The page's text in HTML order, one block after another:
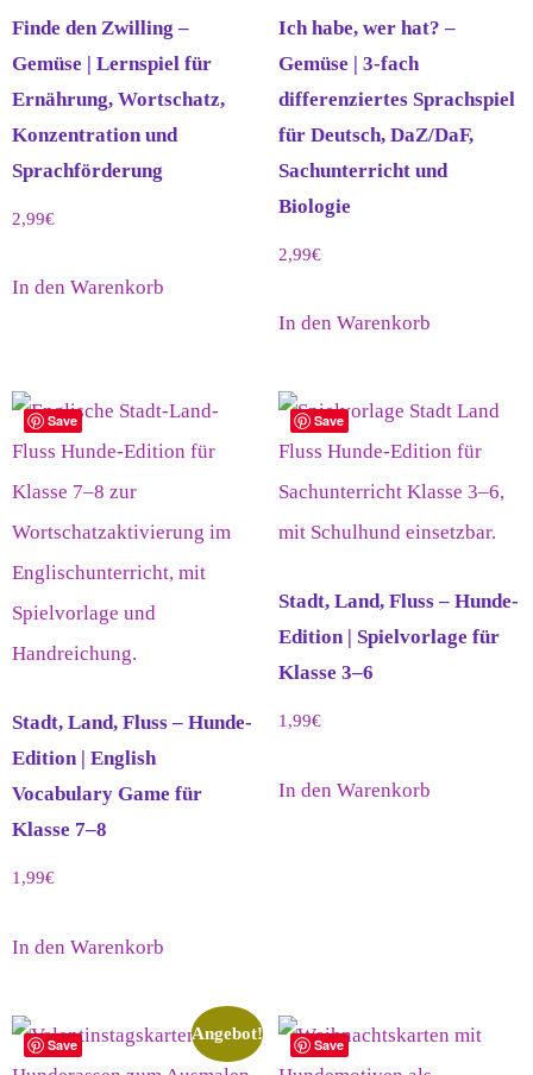
Finde den Zwilling –
Gemüse | Lernspiel für
Ernährung, Wortschatz,
Konzentration und
Sprachförderung
2,99€
In den Warenkorb
Ich habe, wer hat? –
Gemüse | 3-fach
differenziertes Sprachspiel
für Deutsch, DaZ/DaF,
Sachunterricht und
Biologie
2,99€
In den Warenkorb
Save
Stadt, Land, Fluss – Hunde-
Edition | English
Vocabulary Game für
Klasse 7–8
1,99€
In den Warenkorb
Save
Stadt, Land, Fluss – Hunde-
Edition | Spielvorlage für
Klasse 3–6
1,99€
In den Warenkorb
Save
Angebot!
Save